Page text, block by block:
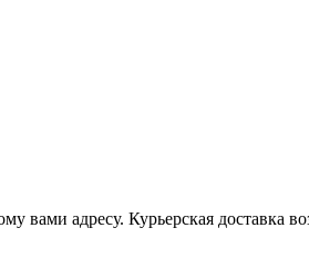
вами адресу. Курьерская доставка